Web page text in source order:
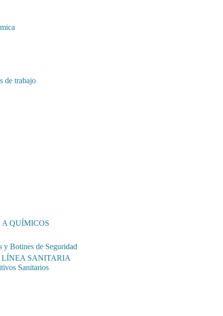
de trabajo
A QUÍMICOS
y Botines de Seguridad
LÍNEA SANITARIA
Sanitarios